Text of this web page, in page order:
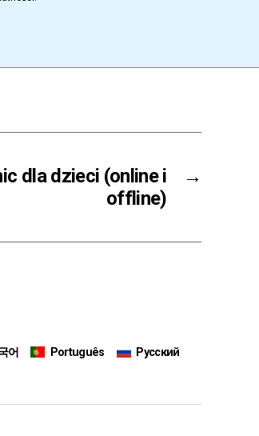
→
dla dzieci (online i
offline)
어 Português
Русский